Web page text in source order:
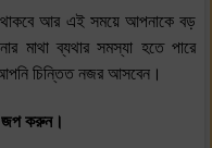
আর এই সময়ে আপনাকে বড়
মাথা ব্যথার সমস্যা হতে পারে
আপনি চিন্তিত নজর আসবেন।
জপ করুন।